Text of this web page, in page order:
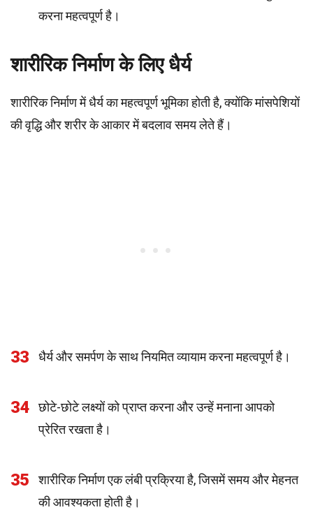
करना महत्वपूर्ण है।
शारीरिक निर्माण के लिए धैर्य
शारीरिक निर्माण में धैर्य का महत्वपूर्ण भूमिका होती है, क्योंकि मांसपेशियों
की वृद्धि और शरीर के आकार में बदलाव समय लेते हैं।
33 धैर्य और समर्पण के साथ नियमित व्यायाम करना महत्वपूर्ण है।
34
छोटे-छोटे लक्ष्यों को प्राप्त करना और उन्हें मनाना आपको
प्रेरित रखता है।
35
शारीरिक निर्माण एक लंबी प्रक्रिया है, जिसमें समय और मेहनत
की आवश्यकता होती है।